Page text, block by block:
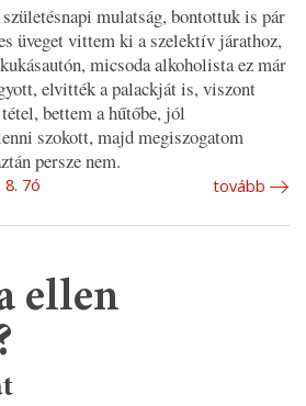
mulatság, bontottuk is pár
üveget vittem ki a szelektív járathoz,
micsoda alkoholista ez már
elvitték a palackját is, viszont
bettem a hűtőbe, jól
szokott, majd megiszogatom
persze nem.
8. 7ó tovább
ellen